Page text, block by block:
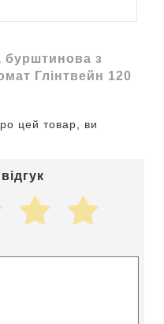
бурштинова з
Глінтвейн 120
цей товар, ви